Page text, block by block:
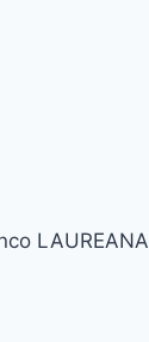
LAUREANA